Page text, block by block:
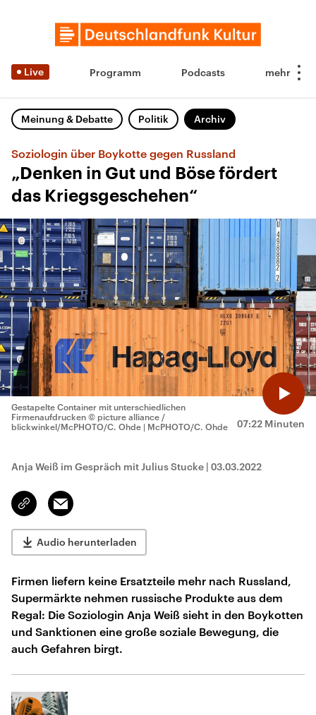
Live Programm Podcasts
Meinung & Debatte Politik Archiv
Soziologin über Boykotte gegen Russland
„Denken in Gut und Böse fördert
das Kriegsgeschehen“
07:22 Minuten
Gestapelte Container mit unterschiedlichen
Firmenaufdrucken © picture alliance /
blickwinkel/McPHOTO/C. Ohde | McPHOTO/C. Ohde
Anja Weiß im Gespräch mit Julius Stucke | 03.03.2022
Link
kopieren/teilen
Email
Audio herunterladen
Firmen liefern keine Ersatzteile mehr nach Russland,
Supermärkte nehmen russische Produkte aus dem
Regal: Die Soziologin Anja Weiß sieht in den Boykotten
und Sanktionen eine große soziale Bewegung, die
auch Gefahren birgt.